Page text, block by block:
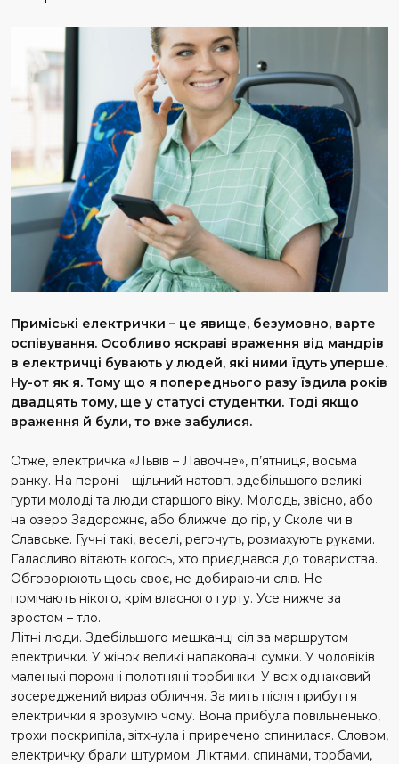
Приміські електрички – це явище, безумовно, варте
оспівування. Особливо яскраві враження від мандрів
в електричці бувають у людей, які ними їдуть уперше.
Ну-от як я. Тому що я попереднього разу їздила років
двадцять тому, ще у статусі студентки. Тоді якщо
враження й були, то вже забулися.
Отже, електричка «Львів – Лавочне», п’ятниця, восьма
ранку. На пероні – щільний натовп, здебільшого великі
гурти молоді та люди старшого віку. Молодь, звісно, або
на озеро Задорожнє, або ближче до гір, у Сколе чи в
Славське. Гучні такі, веселі, регочуть, розмахують руками.
Галасливо вітають когось, хто приєднався до товариства.
Обговорюють щось своє, не добираючи слів. Не
помічають нікого, крім власного гурту. Усе нижче за
зростом – тло.
Літні люди. Здебільшого мешканці сіл за маршрутом
елект­рички. У жінок великі напаковані сумки. У чоловіків
маленькі порожні полотняні торбинки. У всіх однаковий
зосереджений вираз обличчя. За мить після прибуття
електрички я зрозумію чому. Вона прибула повільненько,
трохи поскрипіла, зітхнула і приречено спинилася. Словом,
електричку брали штурмом. Ліктями, спинами, торбами,